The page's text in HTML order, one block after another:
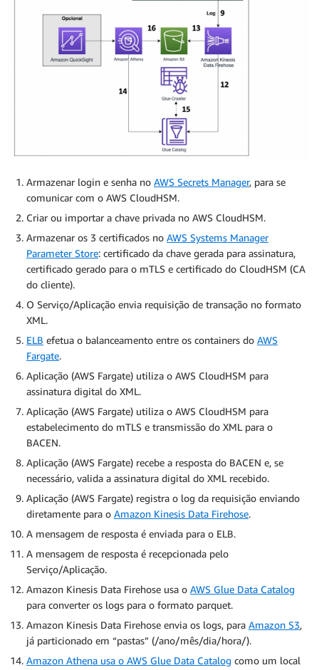
Armazenar login e senha no AWS Secrets Manager, para se
comunicar com o AWS CloudHSM.
Criar ou importar a chave privada no AWS CloudHSM.
Armazenar os 3 certificados no AWS Systems Manager
Parameter Store: certificado da chave gerada para assinatura,
certificado gerado para o mTLS e certificado do CloudHSM (CA
do cliente).
O Serviço/Aplicação envia requisição de transação no formato
XML.
ELB efetua o balanceamento entre os containers do AWS
Fargate.
Aplicação (AWS Fargate) utiliza o AWS CloudHSM para
assinatura digital do XML.
Aplicação (AWS Fargate) utiliza o AWS CloudHSM para
estabelecimento do mTLS e transmissão do XML para o
BACEN.
Aplicação (AWS Fargate) recebe a resposta do BACEN e, se
necessário, valida a assinatura digital do XML recebido.
Aplicação (AWS Fargate) registra o log da requisição enviando
diretamente para o Amazon Kinesis Data Firehose.
A mensagem de resposta é enviada para o ELB.
A mensagem de resposta é recepcionada pelo
Serviço/Aplicação.
Amazon Kinesis Data Firehose usa o AWS Glue Data Catalog
para converter os logs para o formato parquet.
Amazon Kinesis Data Firehose envia os logs, para Amazon S3,
já particionado em “pastas” (/ano/mês/dia/hora/).
Amazon Athena usa o AWS Glue Data Catalog como um local